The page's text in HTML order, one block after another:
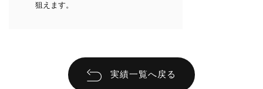
狙えます。
実績一覧へ戻る